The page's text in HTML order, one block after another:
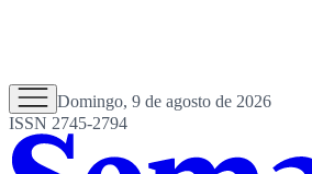
Domingo, 9 de agosto de 2026
ISSN 2745-2794